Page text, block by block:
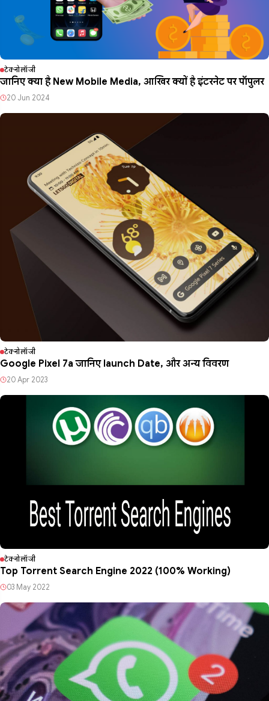
टेक्नोलॉजी
जानिए क्या है New Mobile Media, आखिर क्यों है इंटरनेट पर पॉपुलर
20 Jun 2024
टेक्नोलॉजी
Google Pixel 7a जानिए launch Date, और अन्य विवरण
20 Apr 2023
टेक्नोलॉजी
Top Torrent Search Engine 2022 (100% Working)
03 May 2022